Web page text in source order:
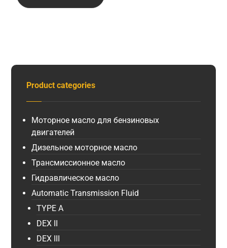
Product categories
Моторное масло для бензиновых
двигателей
Дизельное моторное масло
Трансмиссионное масло
Гидравлическое масло
Automatic Transmission Fluid
TYPE A
DEX II
DEX III